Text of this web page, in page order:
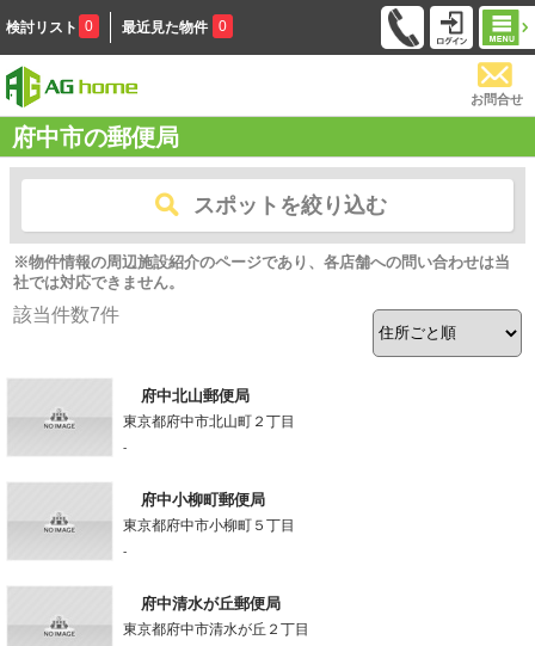
検討リスト 0 最近見た物件 0
お問合せ
府中市の郵便局
スポットを絞り込む
※物件情報の周辺施設紹介のページであり、各店舗への問い合わせは当
社では対応できません。
該当件数7件
府中北山郵便局
東京都府中市北山町２丁目
-
府中小柳町郵便局
東京都府中市小柳町５丁目
-
府中清水が丘郵便局
東京都府中市清水が丘２丁目